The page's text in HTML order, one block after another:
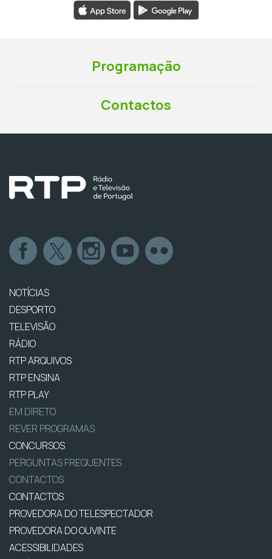
Programação
Contactos
NOTÍCIAS
DESPORTO
TELEVISÃO
RÁDIO
RTP ARQUIVOS
RTP ENSINA
RTP PLAY
EM DIRETO
REVER PROGRAMAS
CONCURSOS
PERGUNTAS FREQUENTES
CONTACTOS
CONTACTOS
PROVEDORA DO TELESPECTADOR
PROVEDORA DO OUVINTE
ACESSIBILIDADES